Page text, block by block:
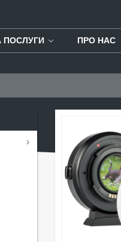
ПОСЛУГИ ПРО НАС